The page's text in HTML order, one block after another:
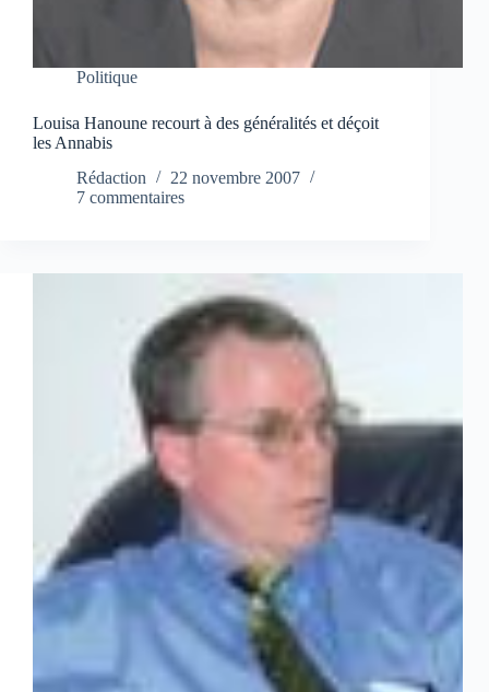
Politique
Louisa Hanoune recourt à des généralités et déçoit
les Annabis
Rédaction
22 novembre 2007
7 commentaires